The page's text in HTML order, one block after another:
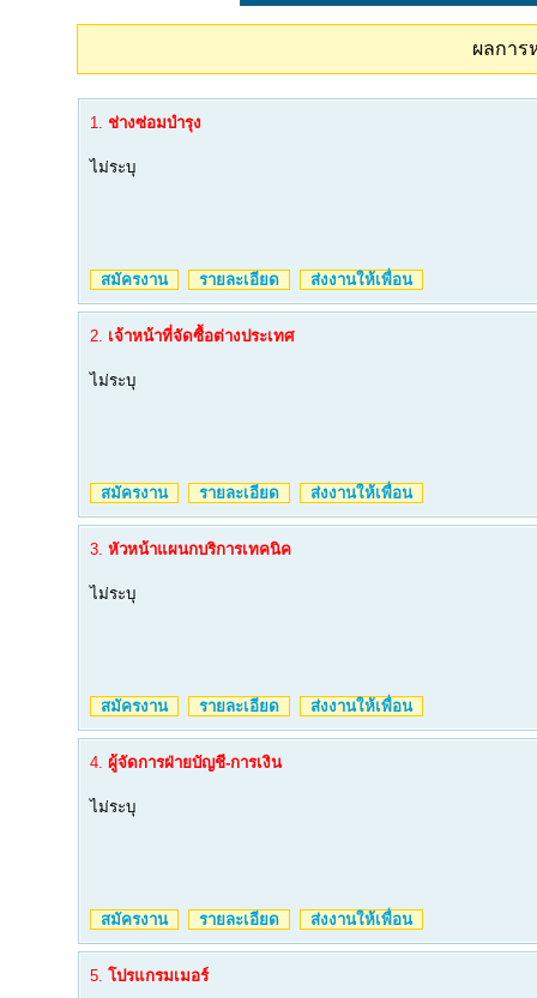
ผลการ
1. ช่างซ่อมบำรุง
ไม่ระบุ
สมัครงาน รายละเอียด ส่งงานให้เพื่อน
2. เจ้าหน้าที่จัดซื้อต่างประเทศ
ไม่ระบุ
สมัครงาน รายละเอียด ส่งงานให้เพื่อน
3. หัวหน้าแผนกบริการเทคนิค
ไม่ระบุ
สมัครงาน รายละเอียด ส่งงานให้เพื่อน
4. ผู้จัดการฝ่ายบัญชี-การเงิน
ไม่ระบุ
สมัครงาน รายละเอียด ส่งงานให้เพื่อน
5. โปรแกรมเมอร์